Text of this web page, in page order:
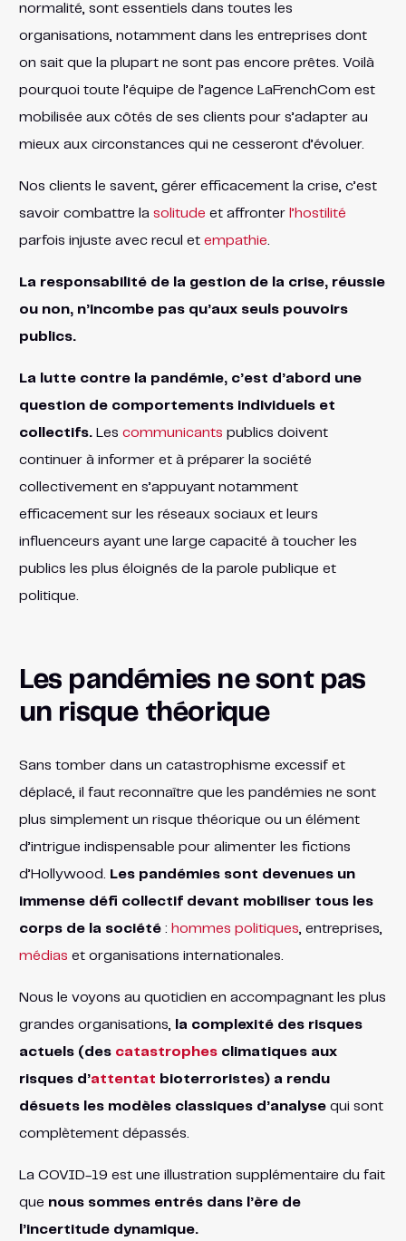
normalité, sont essentiels dans toutes les
organisations, notamment dans les entreprises dont
on sait que la plupart ne sont pas encore prêtes. Voilà
pourquoi toute l’équipe de l’agence LaFrenchCom est
mobilisée aux côtés de ses clients pour s’adapter au
mieux aux circonstances qui ne cesseront d’évoluer.
Nos clients le savent, gérer efficacement la crise, c’est
savoir combattre la solitude et affronter l’hostilité
parfois injuste avec recul et empathie
La responsabilité de la gestion de la crise, réussie
ou non, n’incombe pas qu’aux seuls pouvoirs
publics.
La lutte contre la pandémie, c’est d’abord une
question de comportements individuels et
collectifs.Les communicants publics doivent
continuer à informer et à préparer la société
collectivement en s’appuyant notamment
efficacement sur les réseaux sociaux et leurs
influenceurs ayant une large capacité à toucher les
publics les plus éloignés de la parole publique et
politique.
Les pandémies ne sont pas
un risque théorique
Sans tomber dans un catastrophisme excessif et
déplacé, il faut reconnaître que les pandémies ne sont
plus simplement un risque théorique ou un élément
d’intrigue indispensable pour alimenter les fictions
d’Hollywood. Les pandémies sont devenues un
immense défi collectif devant mobiliser tous les
corps de la société: hommes politiques , entreprises,
médias et organisations internationales.
Nous le voyons au quotidien en accompagnant les plus
grandes organisations,
la complexité des risques
actuels (des catastrophesclimatiques aux
risques d’attentat bioterroristes) a rendu
désuets les modèles classiques d’analysequi sont
complètement dépassés.
La COVID-19 est une illustration supplémentaire du fait
que nous sommes entrés dans l’ère de
l’incertitude dynamique.